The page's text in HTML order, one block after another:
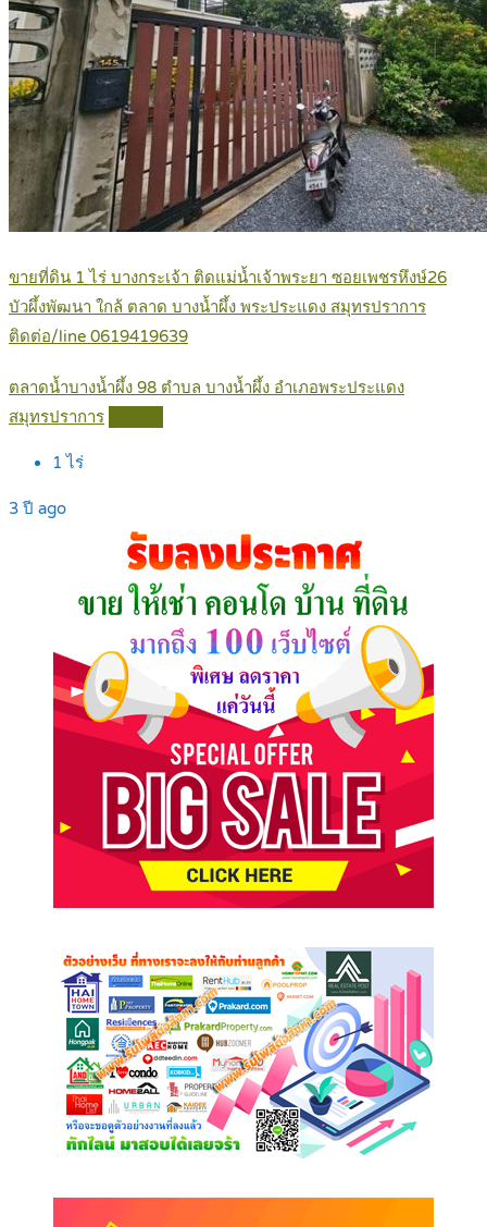
ขายที่ดิน 1 ไร่ บางกระเจ้า ติดแม่น้ำเจ้าพระยา ซอยเพชรหึงษ์26
บัวผึ้งพัฒนา ใกล้ ตลาด บางน้ำผึ้ง พระประแดง สมุทรปราการ
ติดต่อ/line 0619419639
ตลาดน้ำบางน้ำผึ้ง 98 ตำบล บางน้ำผึ้ง อำเภอพระประแดง
สมุทรปราการ
1 ไร่
3 ปี ago